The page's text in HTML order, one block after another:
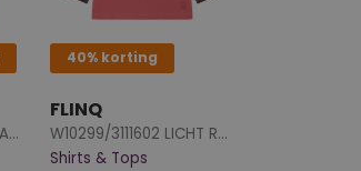
Z10285/3211605 FEL ORANJE
40% korting
FLINQ
W10299/3111602 LICHT ROOD
Shirts & Tops